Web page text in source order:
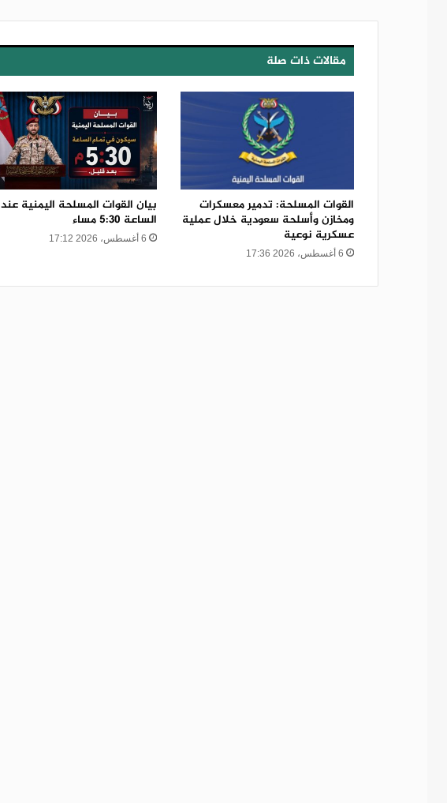
مقالات ذات صلة
القوات المسلحة: تدمير معسكرات
ومخازن وأسلحة سعودية خلال عملية
عسكرية نوعية
6 أغسطس، 2026 17:36
بيان القوات المسلحة اليمنية عند
الساعة 5:30 مساء
6 أغسطس، 2026 17:12